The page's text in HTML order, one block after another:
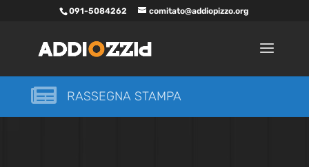
091-5084262 comitato@addiopizzo.org
 RASSEGNA STAMPA